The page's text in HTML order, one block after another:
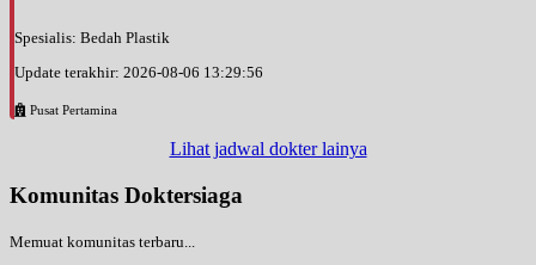
Spesialis: Bedah Plastik
Update terakhir: 2026-08-06 13:29:56
Pusat Pertamina
Lihat jadwal dokter lainya
Komunitas Doktersiaga
Memuat komunitas terbaru...